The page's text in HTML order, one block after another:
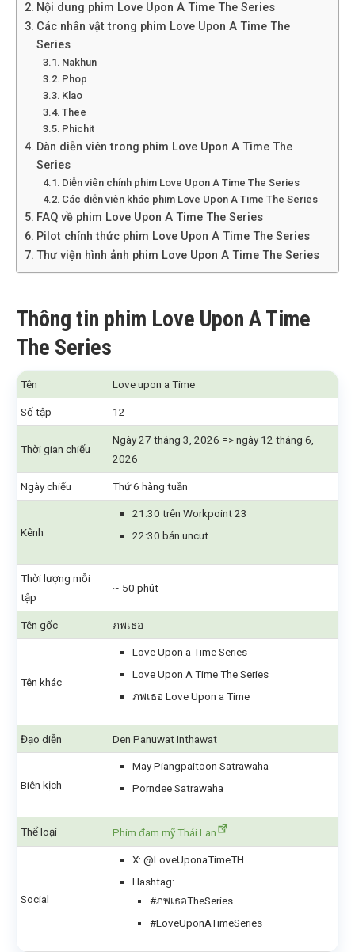
Nội dung phim Love Upon A Time The Series
Các nhân vật trong phim Love Upon A Time The
Series
Nakhun
Phop
Klao
Thee
Phichit
Dàn diễn viên trong phim Love Upon A Time The
Series
Diễn viên chính phim Love Upon A Time The Series
Các diễn viên khác phim Love Upon A Time The Series
FAQ về phim Love Upon A Time The Series
Pilot chính thức phim Love Upon A Time The Series
Thư viện hình ảnh phim Love Upon A Time The Series
Thông tin phim Love Upon A Time
The Series
Tên Love upon a Time
Số tập 12
Thời gian chiếu
Ngày 27 tháng 3, 2026 => ngày 12 tháng 6,
2026
Ngày chiếu Thứ 6 hàng tuần
Kênh
21:30 trên Workpoint 23
22:30 bản uncut
Thời lượng mỗi
tập
~ 50 phút
Tên gốc ภพเธอ
Tên khác
Love Upon a Time Series
Love Upon A Time The Series
ภพเธอ Love Upon a Time
Đạo diễn Den Panuwat Inthawat
Biên kịch
May Piangpaitoon Satrawaha
Porndee Satrawaha
Thể loại Phim đam mỹ Thái Lan
Social
X: @LoveUponaTimeTH
Hashtag:
#ภพเธอTheSeries
#LoveUponATimeSeries